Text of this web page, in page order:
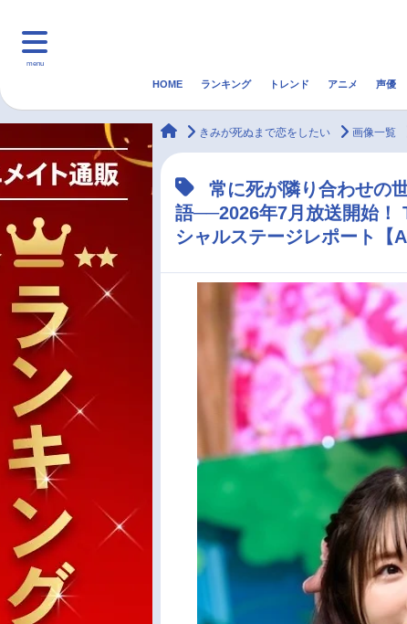
menu
マンガ・ラノベ ゲーム・アプリ 音楽
最新記事一覧
声優記事一覧
HOME ランキング トレンド アニメ 声優
animateTimes
きみが死ぬまで恋をしたい 画像一覧
常に死が隣り合わせの
語──2026年7月放送開始！
シャルステージレポート【